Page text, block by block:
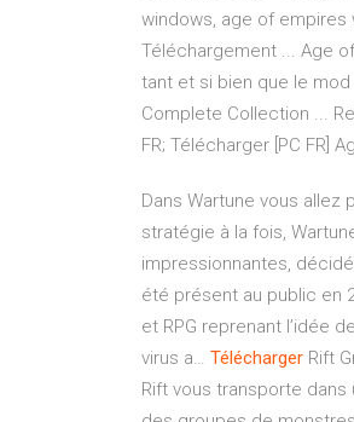
windows, age of empires
Téléchargement ... Age
tant et si bien que le mod
Complete Collection ...
FR; Télécharger [PC FR]
Dans Wartune vous allez
stratégie à la fois,
impressionnantes,
été présent au public en
et RPG reprenant l’idée
virus a… Télécharger Rift
Rift vous transporte